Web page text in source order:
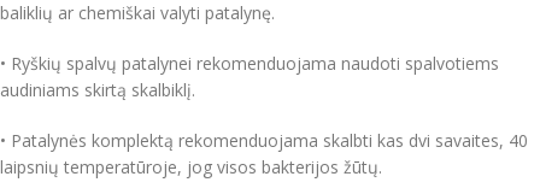
baliklių ar chemiškai valyti patalynę.
• Ryškių spalvų patalynei rekomenduojama naudoti spalvotiems
audiniams skirtą skalbiklį.
• Patalynės komplektą rekomenduojama skalbti kas dvi savaites, 40
laipsnių temperatūroje, jog visos bakterijos žūtų.